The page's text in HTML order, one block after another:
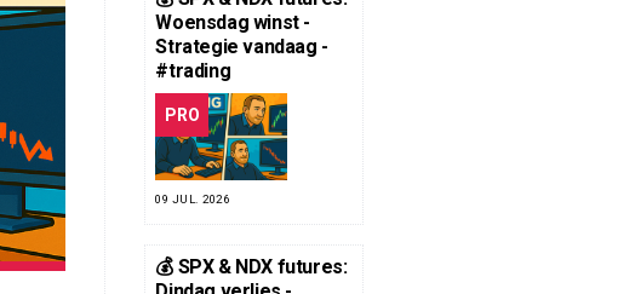
Woensdag winst -
Strategie vandaag -
#trading
PRO
09 JUL. 2026
💰 SPX & NDX futures: